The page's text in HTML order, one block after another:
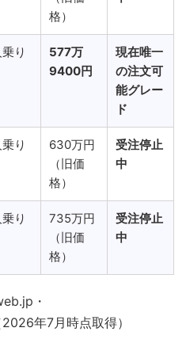
格）
り
577万
9400円
現在唯一
の注文可
能グレー
ド
り
630万円
（旧価
格）
受注停止
中
り
735万円
（旧価
格）
受注停止
中
・
年7月時点取得）